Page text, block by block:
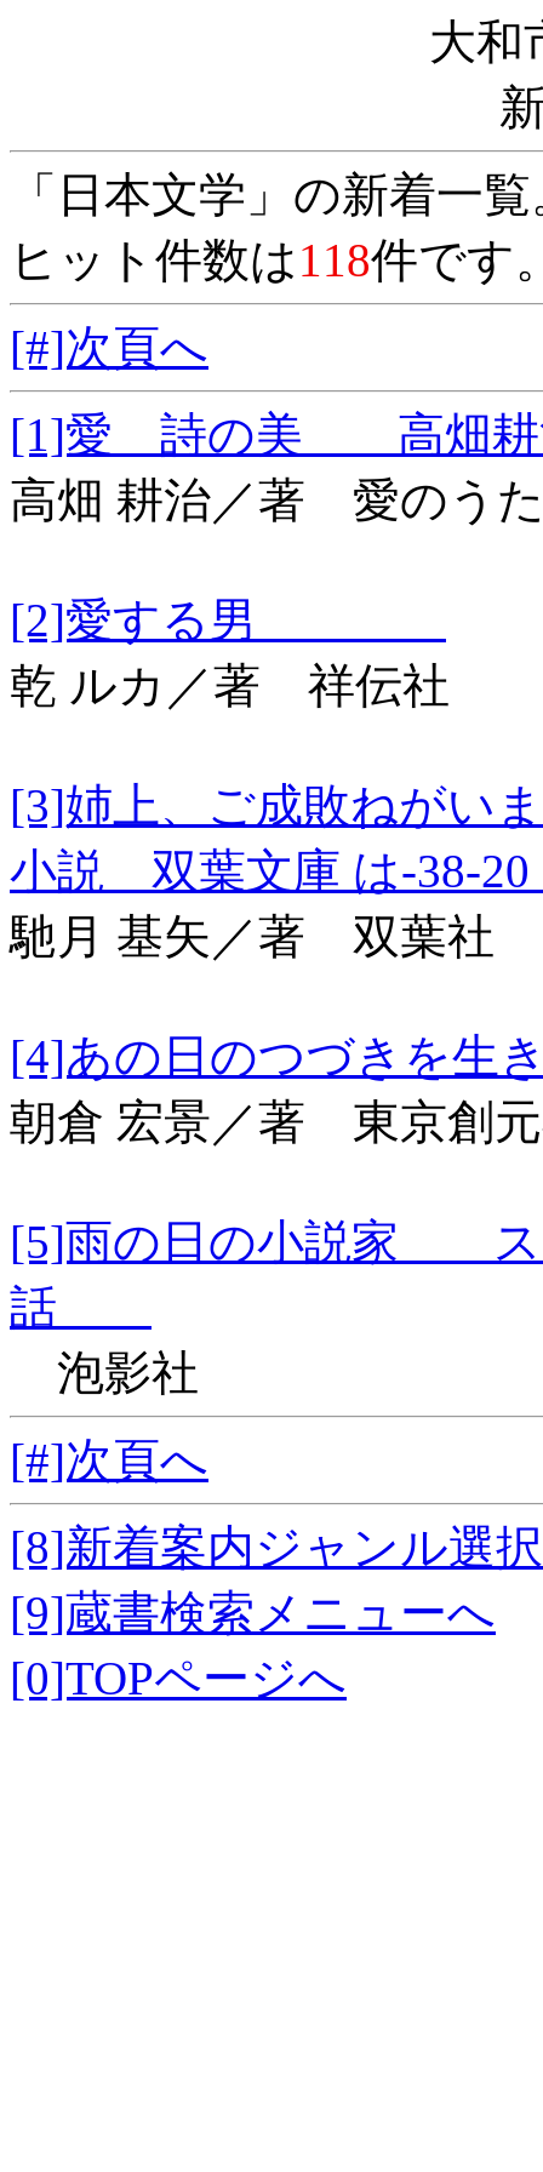
大和
「日本文学」の新着一
ヒット件数は118件です
[#]次頁へ
[1]愛 詩の美 高畑
高畑 耕治／著 愛のう
[2]愛する男
乾 ルカ／著 祥伝社
[3]姉上、ご成敗ねが
小説 双葉文庫 は-38-
馳月 基矢／著 双葉社
[4]あの日のつづき
朝倉 宏景／著 東京創
[5]雨の日の小説家 ス
話
泡影社
[#]次頁へ
[8]新着案内ジャンル選
[9]蔵書検索メニューへ
[0]TOPページへ